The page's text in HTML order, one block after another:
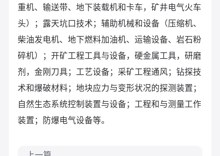
重机、输送带、地下装载机和卡车，矿井电气火车
头）；露天坑口技术；辅助机械和设备（压缩机、
柴油发电机、地下燃料加油机、运输设备、岩石粉
碎机）；开矿工程工具与设备，硬金属工具，研磨
剂，金刚刀具；工艺设备；采矿工程通风；钻探技
术和爆破材料；地块应力与变形状况的探测装置；
自然生态系统控制装置与设备；工程和与测量工作
装置；防爆电气设备等。